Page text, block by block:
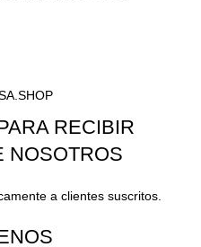
RECIBIR
NOSOTROS
a clientes suscritos.